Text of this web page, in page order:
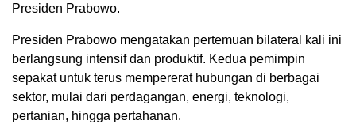
Presiden Prabowo.
Presiden Prabowo mengatakan pertemuan bilateral kali ini
berlangsung intensif dan produktif. Kedua pemimpin
sepakat untuk terus mempererat hubungan di berbagai
sektor, mulai dari perdagangan, energi, teknologi,
pertanian, hingga pertahanan.